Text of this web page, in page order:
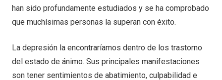
han sido profundamente estudiados y se ha comprobado
que muchísimas personas la superan con éxito.
La depresión la encontraríamos dentro de los trastorno
del estado de ánimo. Sus principales manifestaciones
son tener sentimientos de abatimiento, culpabilidad e